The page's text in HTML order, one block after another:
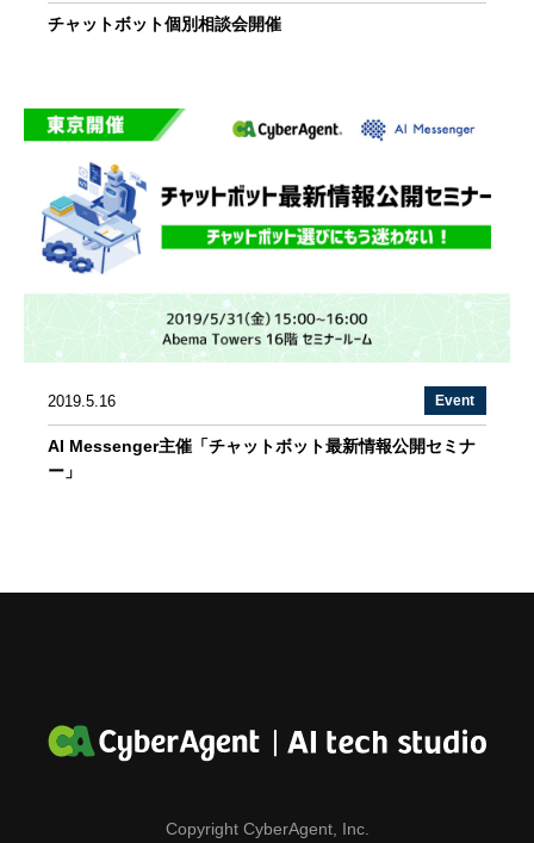
チャットボット個別相談会開催
2019.5.16 Event
AI Messenger主催「チャットボット最新情報公開セミナ
ー」
Copyright CyberAgent, Inc.